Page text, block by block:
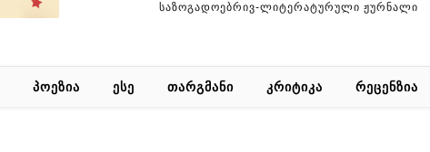
საზოგადოებრივ-ლიტერატურული ჟურნალი
ᲞᲝᲔᲖᲘᲐ ᲔᲡᲔ ᲗᲐᲠᲒᲛᲐᲜᲘ ᲙᲠᲘᲢᲘᲙᲐ ᲠᲔᲪᲔᲜᲖᲘᲐ